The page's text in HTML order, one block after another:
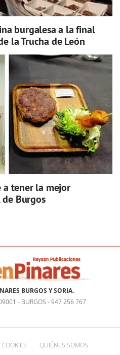
burgalesa a la final
la Trucha de León
a tener la mejor
Burgos
BURGOS Y SORIA.
- BURGOS - 947 256 767
COOKIES QUIÉNES SOMOS